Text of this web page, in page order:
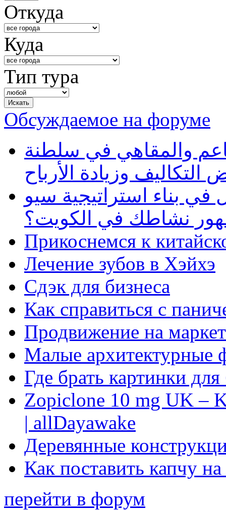
Откуда
Куда
Тип тура
Обсуждаемое на форуме
والمقاهي في سلطنة
وزيادة الأرباح
بناء استراتيجية سيو
نشاطك في الكويت؟
Прикоснемся к
Лечение зубов в Хэйхэ
Сдэк для бизнеса
Как справиться с
Продвижение на
Малые архитектурные
Где брать картинки
Zopiclone 10 mg UK –
| allDayawake
Деревянные
Как поставить капчу
перейти в форум